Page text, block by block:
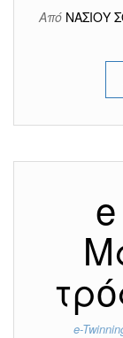
Από ΝΑΣΙΟΥ
e-